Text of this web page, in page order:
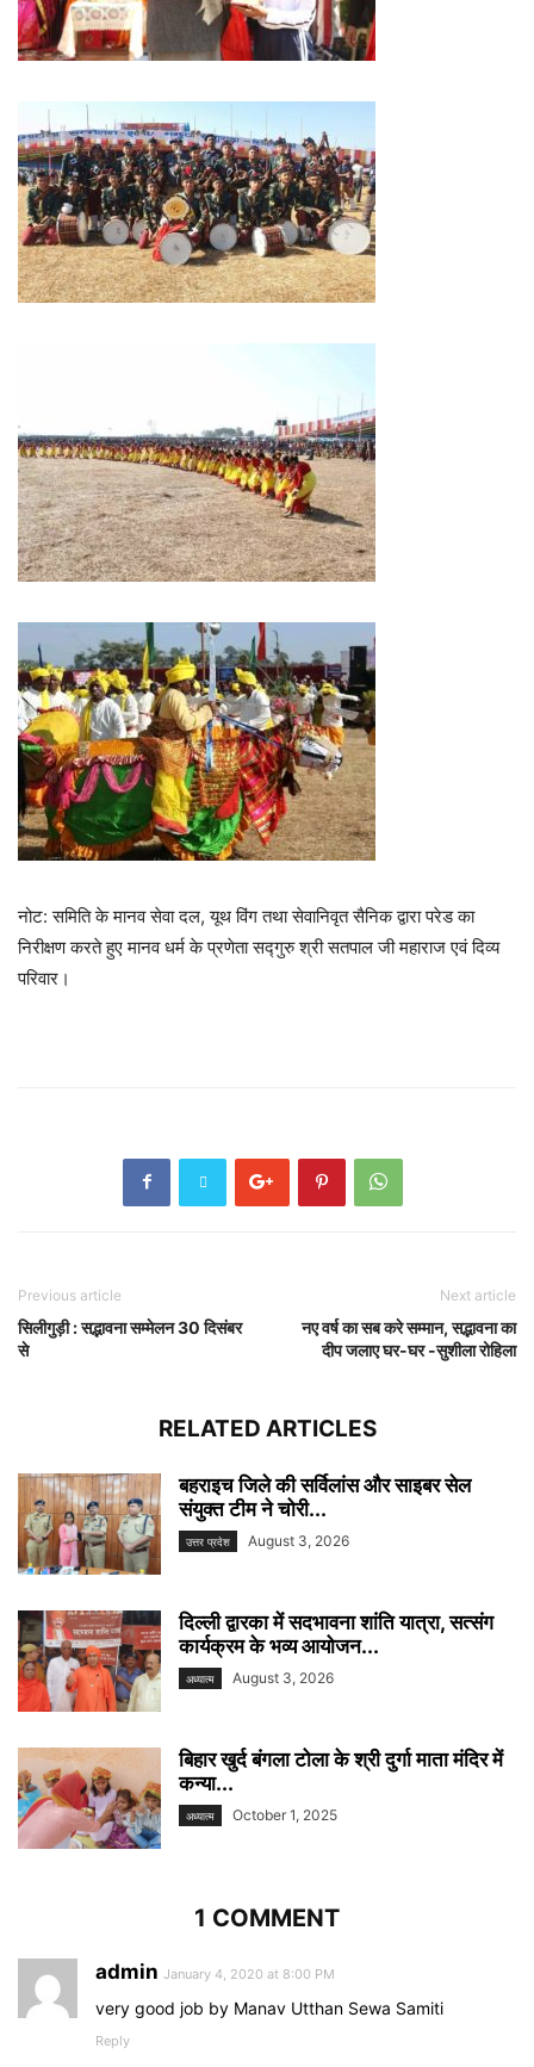
नोट: समिति के मानव सेवा दल, यूथ विंग तथा सेवानिवृत सैनिक द्वारा परेड का
निरीक्षण करते हुए मानव धर्म के प्रणेता सद्गुरु श्री सतपाल जी महाराज एवं दिव्य
परिवार।
Previous article
सिलीगुड़ी : सद्भावना सम्मेलन 30 दिसंबर
से
Next article
नए वर्ष का सब करे सम्मान, सद्भावना का
दीप जलाए घर-घर -सुशीला रोहिला
RELATED ARTICLES
बहराइच जिले की सर्विलांस और साइबर सेल
संयुक्त टीम ने चोरी...
उत्तर प्रदेश August 3, 2026
दिल्ली द्वारका में सदभावना शांति यात्रा, सत्संग
कार्यक्रम के भव्य आयोजन...
अध्यात्म August 3, 2026
बिहार खुर्द बंगला टोला के श्री दुर्गा माता मंदिर में
कन्या...
अध्यात्म October 1, 2025
1 COMMENT
admin January 4, 2020 at 8:00 PM
very good job by Manav Utthan Sewa Samiti
Reply